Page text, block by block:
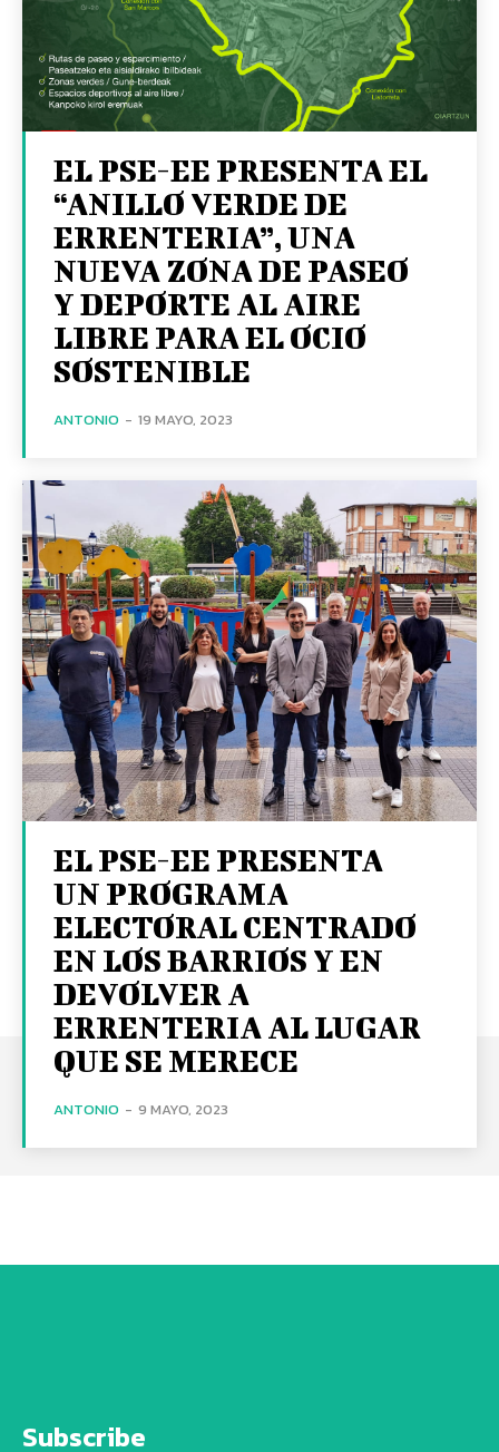
EL PSE-EE PRESENTA EL
“ANILLO VERDE DE
ERRENTERIA”, UNA
NUEVA ZONA DE PASEO
Y DEPORTE AL AIRE
LIBRE PARA EL OCIO
SOSTENIBLE
ANTONIO - 19 MAYO, 2023
EL PSE-EE PRESENTA
UN PROGRAMA
ELECTORAL CENTRADO
EN LOS BARRIOS Y EN
DEVOLVER A
ERRENTERIA AL LUGAR
QUE SE MERECE
ANTONIO - 9 MAYO, 2023
Subscribe